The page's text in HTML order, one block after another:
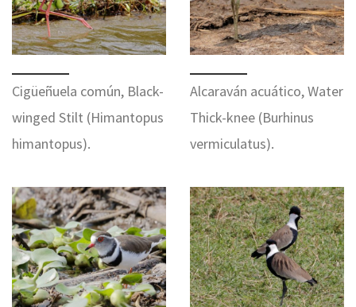
Cigüeñuela común, Black-
winged Stilt (Himantopus
himantopus).
Alcaraván acuático, Water
Thick-knee (Burhinus
vermiculatus).